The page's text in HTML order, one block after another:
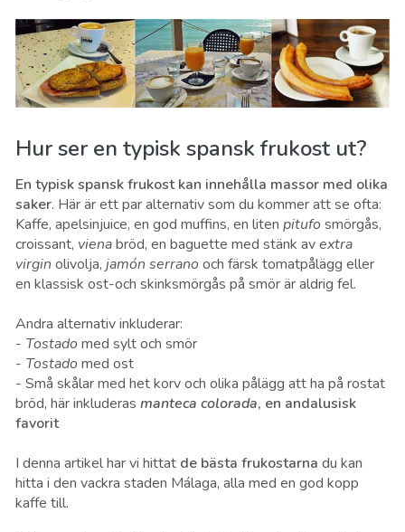
Hur ser en typisk spansk frukost ut?
En typisk spansk frukost kan innehålla massor med olika
saker. Här är ett par alternativ som du kommer att se ofta:
Kaffe, apelsinjuice, en god muffins, en liten pitufosmörgås,
croissant, vienabröd, en baguette med stänk avextra
virgin olivolja, jamón serranooch färsk tomatpålägg eller
en klassisk ost-och skinksmörgås på smör är aldrig fel.
Andra alternativ inkluderar:
- Tostadomed sylt och smör
- Tostadomed ost
- Små skålar med het korv och olika pålägg att ha på rostat
bröd, här inkluderas manteca colorada, en andalusisk
favorit
I denna artikel har vi hittat de bästa frukostarna du kan
hitta i den vackra staden Málaga, alla med en god kopp
kaffe till.